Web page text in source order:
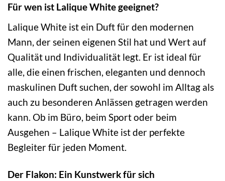
Für wen ist Lalique White geeignet?
Lalique White ist ein Duft für den modernen
Mann, der seinen eigenen Stil hat und Wert auf
Qualität und Individualität legt. Er ist ideal für
alle, die einen frischen, eleganten und dennoch
maskulinen Duft suchen, der sowohl im Alltag als
auch zu besonderen Anlässen getragen werden
kann. Ob im Büro, beim Sport oder beim
Ausgehen – Lalique White ist der perfekte
Begleiter für jeden Moment.
Der Flakon: Ein Kunstwerk für sich